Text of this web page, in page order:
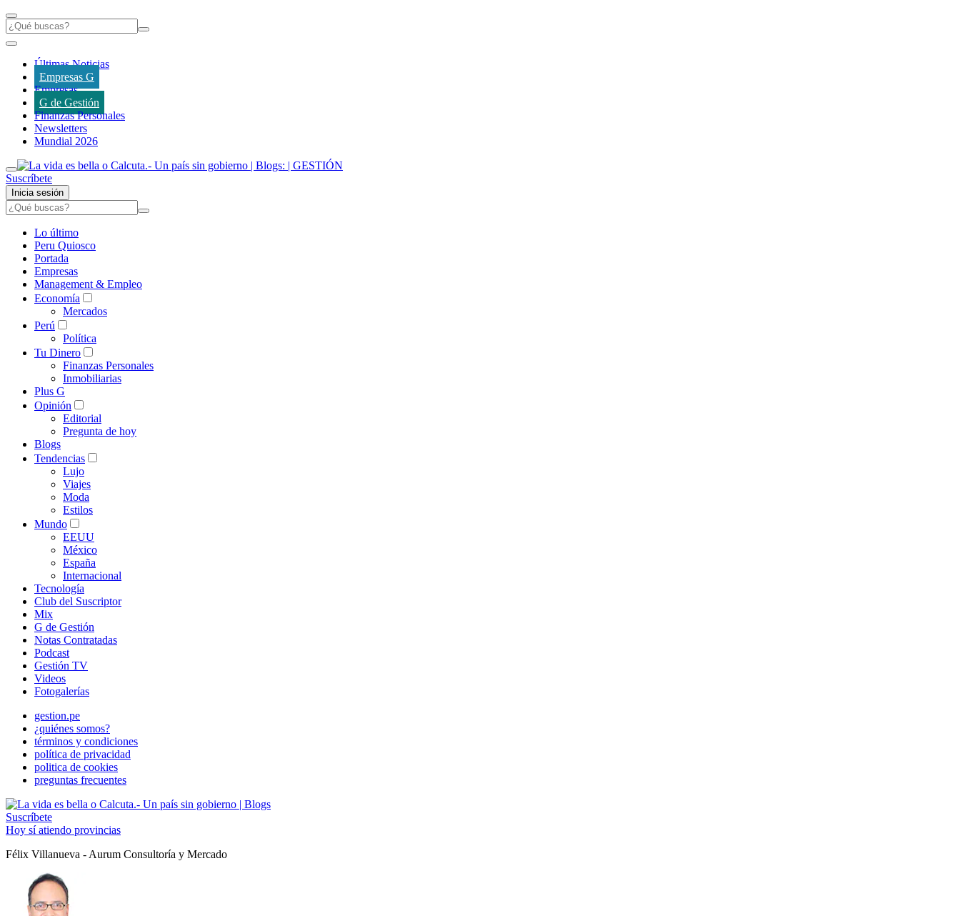
Últimas Noticias
Empresas G
Empresas
G de Gestión
Finanzas Personales
Newsletters
Mundial 2026
Suscríbete
Inicia sesión
Lo último
Peru Quiosco
Portada
Empresas
Management & Empleo
Economía
Mercados
Perú
Política
Tu Dinero
Finanzas Personales
Inmobiliarias
Plus G
Opinión
Editorial
Pregunta de hoy
Blogs
Tendencias
Lujo
Viajes
Moda
Estilos
Mundo
EEUU
México
España
Internacional
Tecnología
Club del Suscriptor
Mix
G de Gestión
Notas Contratadas
Podcast
Gestión TV
Videos
Fotogalerías
gestion.pe
¿quiénes somos?
términos y condiciones
política de privacidad
politica de cookies
preguntas frecuentes
Suscríbete
Hoy sí atiendo provincias
Félix Villanueva - Aurum Consultoría y Mercado